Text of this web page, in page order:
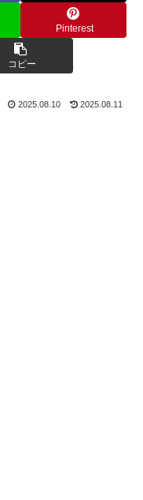
Pinterest
コピー
2025.08.10 2025.08.11